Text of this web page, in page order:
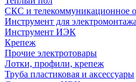
СКС и телекоммуникационное
Инструмент для электромонтажа
Инструмент ИЭК
Крепеж
Прочие электротовары
Лотки, профили, крепеж
Труба пластиковая и аксессуары